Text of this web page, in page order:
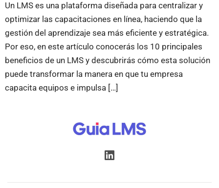
Un LMS es una plataforma diseñada para centralizar y
optimizar las capacitaciones en línea, haciendo que la
gestión del aprendizaje sea más eficiente y estratégica.
Por eso, en este artículo conocerás los 10 principales
beneficios de un LMS y descubrirás cómo esta solución
puede transformar la manera en que tu empresa
capacita equipos e impulsa […]